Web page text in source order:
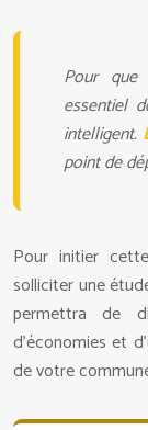
Pour
essentiel
intelligent.
point de
Pour initier
solliciter une
permettra de
d’économies et
de votre